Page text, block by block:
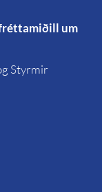
um
Styrmir